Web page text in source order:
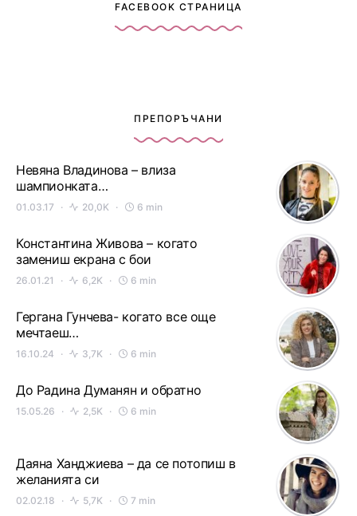
FACEBOOK СТРАНИЦА
ПРЕПОРЪЧАНИ
Невяна Владинова – влиза
шампионката…
01.03.17 20,0K 6 min
Константина Живова – когато
замениш екрана с бои
26.01.21 6,2K 6 min
Гергана Гунчева- когато все още
мечтаеш…
16.10.24 3,7K 6 min
До Радина Думанян и обратно
15.05.26 2,5K 6 min
Даяна Ханджиева – да се потопиш в
желанията си
02.02.18 5,7K 7 min